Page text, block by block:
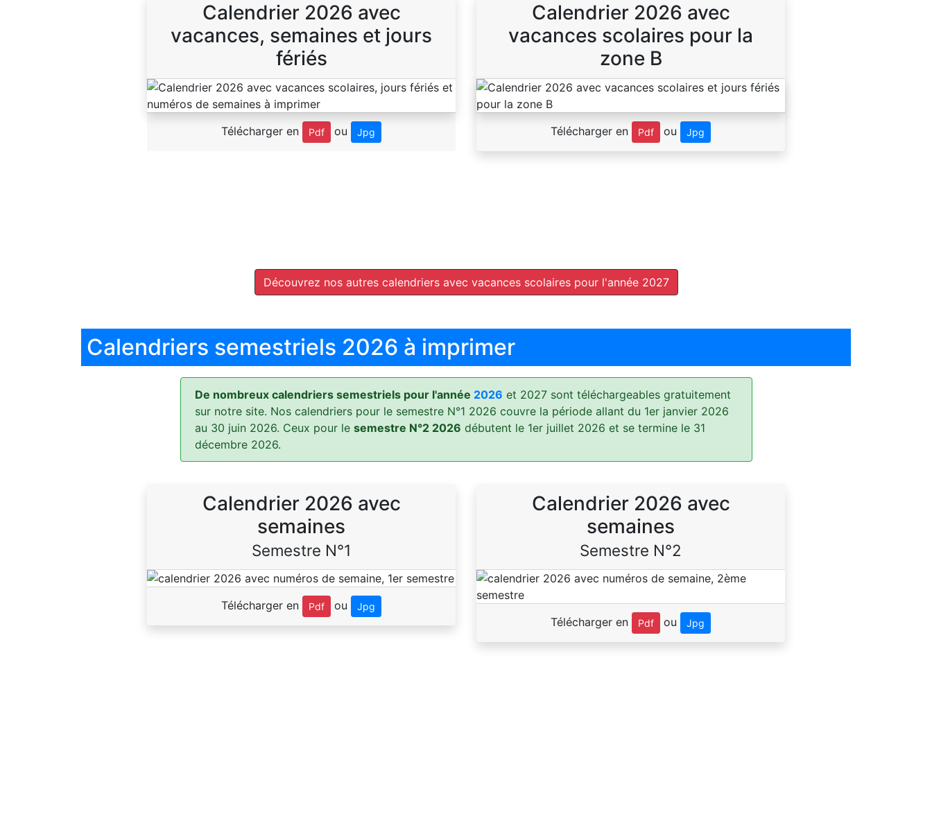
Calendrier 2026 avec
vacances, semaines et jours
fériés
Télécharger en Pdf ou Jpg
Calendrier 2026 avec
vacances scolaires pour la
zone B
Télécharger en Pdf ou Jpg
Découvrez nos autres calendriers avec vacances scolaires pour l'année 2027
Calendriers semestriels 2026 à imprimer
De nombreux calendriers semestriels pour l'année 2026 et 2027 sont téléchargeables gratuitement
sur notre site. Nos calendriers pour le semestre N°1 2026 couvre la période allant du 1er janvier 2026
au 30 juin 2026. Ceux pour le semestre N°2 2026 débutent le 1er juillet 2026 et se termine le 31
décembre 2026.
Calendrier 2026 avec
semaines
Semestre N°1
Télécharger en Pdf ou Jpg
Calendrier 2026 avec
semaines
Semestre N°2
Télécharger en Pdf ou Jpg